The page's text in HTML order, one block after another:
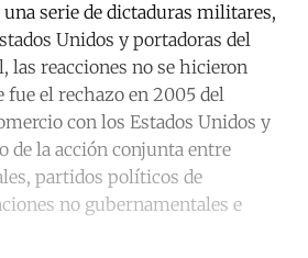
una serie de dictaduras militares,
Unidos y portadoras del
las reacciones no se hicieron
fue el rechazo en 2005 del
con los Estados Unidos y
de la acción conjunta entre
partidos políticos de
no gubernamentales e